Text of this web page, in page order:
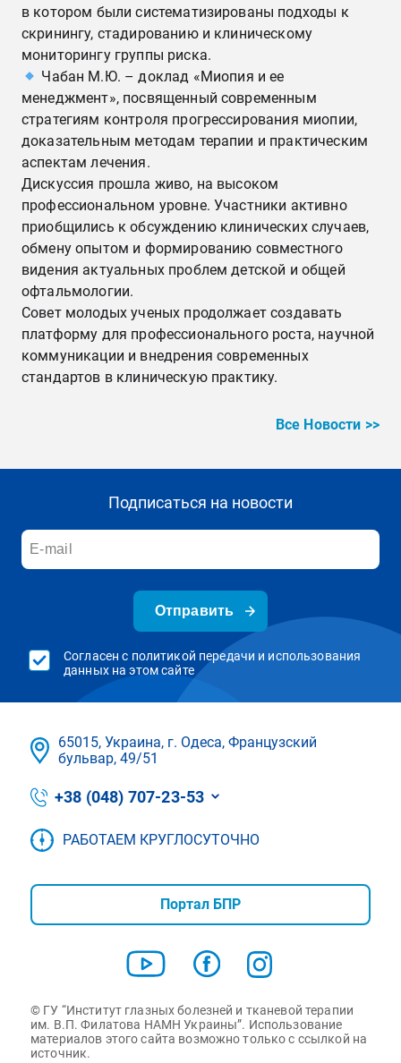
в котором были систематизированы подходы к
скринингу, стадированию и клиническому
мониторингу группы риска.
Чабан М.Ю. – доклад «Миопия и ее
менеджмент», посвященный современным
стратегиям контроля прогрессирования миопии,
доказательным методам терапии и практическим
аспектам лечения.
Дискуссия прошла живо, на высоком
профессиональном уровне. Участники активно
приобщились к обсуждению клинических случаев,
обмену опытом и формированию совместного
видения актуальных проблем детской и общей
офтальмологии.
Совет молодых ученых продолжает создавать
платформу для профессионального роста, научной
коммуникации и внедрения современных
стандартов в клиническую практику.
Все Новости >>
Подписаться на новости
Отправить
Согласен с политикой передачи и использования
данных на этом сайте
65015, Украина, г. Одеса, Французский
бульвар, 49/51
+38 (048) 707-23-53
РАБОТАЕМ КРУГЛОСУТОЧНО
Портал БПР
© ГУ “Институт глазных болезней и тканевой терапии
им. В.П. Филатова НАМН Украины”. Использование
материалов этого сайта возможно только с ссылкой на
источник.